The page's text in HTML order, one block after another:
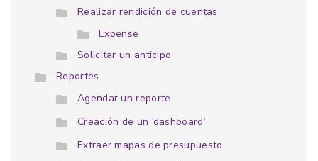
Realizar rendición de cuentas
Expense
Solicitar un anticipo
Reportes
Agendar un reporte
Creación de un ‘dashboard’
Extraer mapas de presupuesto